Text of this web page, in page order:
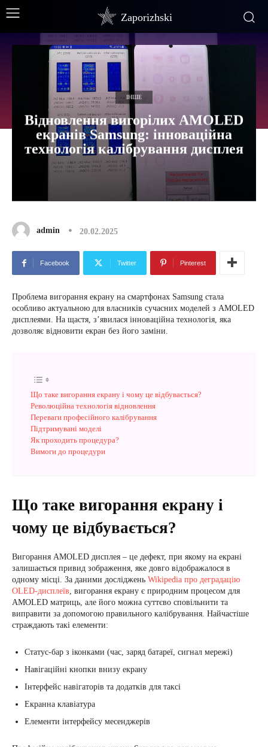
Zaporizhski
ІНШЕ
Відновлення вигорілих AMOLED
екранів Samsung: інноваційна
технологія калібрування дисплея
admin 20.02.2025
Facebook Twitter Pinterest
Проблема вигорання екрану на смартфонах Samsung стала
особливо актуальною для власників сучасних моделей з AMOLED
дисплеями. На щастя, з’явилася інноваційна технологія, яка
дозволяє відновити екран без його заміни.
Що таке вигорання екрану і чому це відбувається?
Революційна технологія відновлення
Переваги професійного калібрування
Підтримувані моделі
Як проходить процедура?
Вимоги до процедури
Що таке вигорання екрану і
чому це відбувається?
Вигорання AMOLED дисплея – це дефект, при якому на екрані
залишається привид зображення, яке довго відображалося в
одному місці. За даними досліджень Wikipedia про деградацію
OLED-дисплеїв, вигорання екрану є природним процесом для
AMOLED матриць, але його можна суттєво сповільнити та
виправити за допомогою правильного калібрування. Найчастіше
страждають такі елементи:
Статус-бар з іконками (час, заряд батареї, сигнал мережі)
Навігаційні кнопки внизу екрану
Інтерфейс навігаторів та додатків для таксі
Екранна клавіатура
Елементи інтерфейсу месенджерів